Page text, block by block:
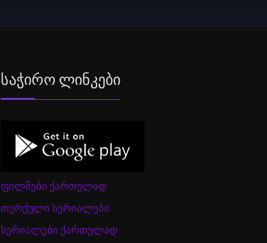
Საჭირო Ლინკები
ფილმები ქართულად
თურქული სერიალები
სერიალები ქართულად